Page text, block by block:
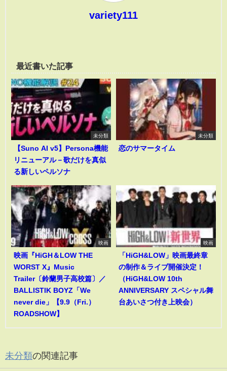
variety111
最近書いた記事
未分類
【Suno AI v5】Persona機能
リニューアル－歌だけを真似
る新しいペルソナ
未分類
恋のサマータイム
映画
映画『HiGH＆LOW THE
WORST X』Music
Trailer〔鈴蘭男子高校篇〕／
BALLISTIK BOYZ「We
never die」【9.9（Fri.）
ROADSHOW】
映画
「HiGH&LOW」映画最終章
の制作＆ライブ開催決定！
（HiGH&LOW 10th
ANNIVERSARY スペシャル舞
台あいさつ付き上映会）
未分類の関連記事